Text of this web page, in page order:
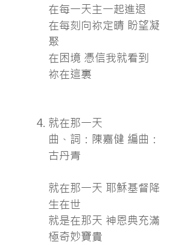
在每一天主一起進退
在每刻向祢定晴 盼望凝
聚
在困境 憑信我就看到
祢在這裏
就在那一天
曲、詞：陳嘉健 編曲：
古丹青
就在那一天 耶穌基督降
生在世
就是在那天 神恩典充滿
極奇妙寶貴